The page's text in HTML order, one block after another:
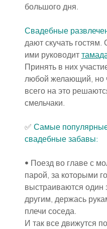
большого дня.
Свадебные
дают скучать
ими руководит
Принять в них
любой желающий, но
всего на это
смельчаки.
✅ Самые
свадебные забавы:
• Поезд во главе с
парой, за которыми
выстраиваются один
другим, держась
плечи соседа.
И так все движутся по